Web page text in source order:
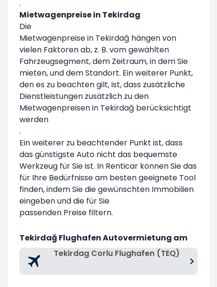
.
Mietwagenpreise in Tekirdag
Die
Mietwagenpreise in Tekirdağ hängen von
vielen Faktoren ab, z. B. vom gewählten
Fahrzeugsegment, dem Zeitraum, in dem Sie
mieten, und dem Standort. Ein weiterer Punkt,
den es zu beachten gilt, ist, dass zusätzliche
Dienstleistungen zusätzlich zu den
Mietwagenpreisen in Tekirdağ berücksichtigt
werden
.
Ein weiterer zu beachtender Punkt ist, dass
das günstigste Auto nicht das bequemste
Werkzeug für Sie ist. In Renticar können Sie das
für Ihre Bedürfnisse am besten geeignete Tool
finden, indem Sie die gewünschten Immobilien
eingeben und die für Sie
passenden Preise filtern.
Tekirdağ Flughafen Autovermietung am
Tekirdag Corlu Flughafen (TEQ)